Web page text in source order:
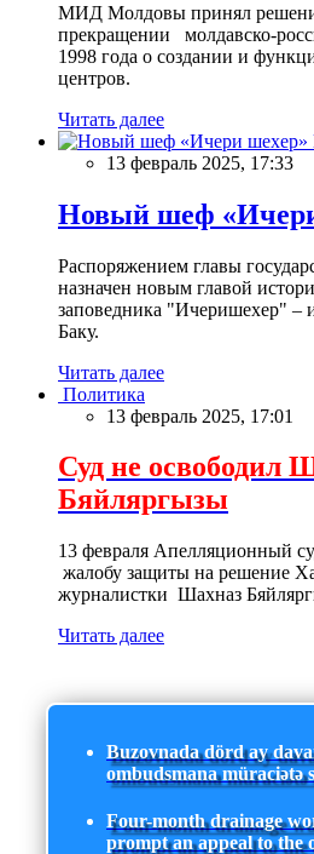
МИД Молдовы принял
прекращении молдавско-
1998 года о создании и
центров.
Читать далее
13 февраль 2025, 17:33
Новый шеф
Распоряжением главы
назначен новым главой
заповедника "Ичеришехер" –
Баку.
Читать далее
Политика
13 февраль 2025, 17:01
Суд не освободил
Бяйляргызы
13 февраля Апелляционный
жалобу защиты на решение
журналистки Шахназ
Читать далее
Buzovnada dörd ay
ombudsmana müraciətə
Four-month drainage
prompt an appeal to the